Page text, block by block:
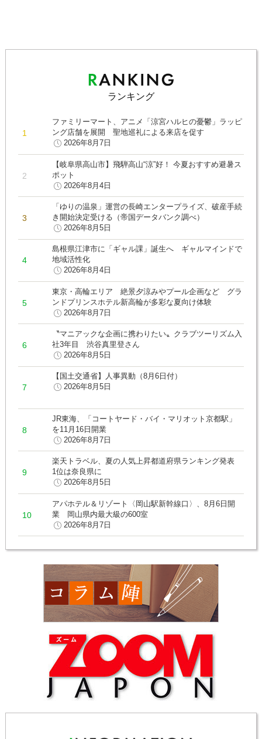
ランキング
ファミリーマート、アニメ「涼宮ハルヒの憂鬱」ラッピ
ング店舗を展開 聖地巡礼による来店を促す
2026年8月7日
【岐阜県高山市】飛騨高山“涼”好！ 今夏おすすめ避暑ス
ポット
2026年8月4日
「ゆりの温泉」運営の長崎エンタープライズ、破産手続
き開始決定受ける（帝国データバンク調べ）
2026年8月5日
島根県江津市に「ギャル課」誕生へ ギャルマインドで
地域活性化
2026年8月4日
東京・高輪エリア 絶景夕涼みやプール企画など グラ
ンドプリンスホテル新高輪が多彩な夏向け体験
2026年8月7日
〝マニアックな企画に携わりたい〟クラブツーリズム入
社3年目 渋谷真里登さん
2026年8月5日
【国土交通省】人事異動（8月6日付）
2026年8月5日
JR東海、「コートヤード・バイ・マリオット京都駅」
を11月16日開業
2026年8月7日
楽天トラベル、夏の人気上昇都道府県ランキング発表
1位は奈良県に
2026年8月5日
アパホテル＆リゾート〈岡山駅新幹線口〉、8月6日開
業 岡山県内最大級の600室
2026年8月7日